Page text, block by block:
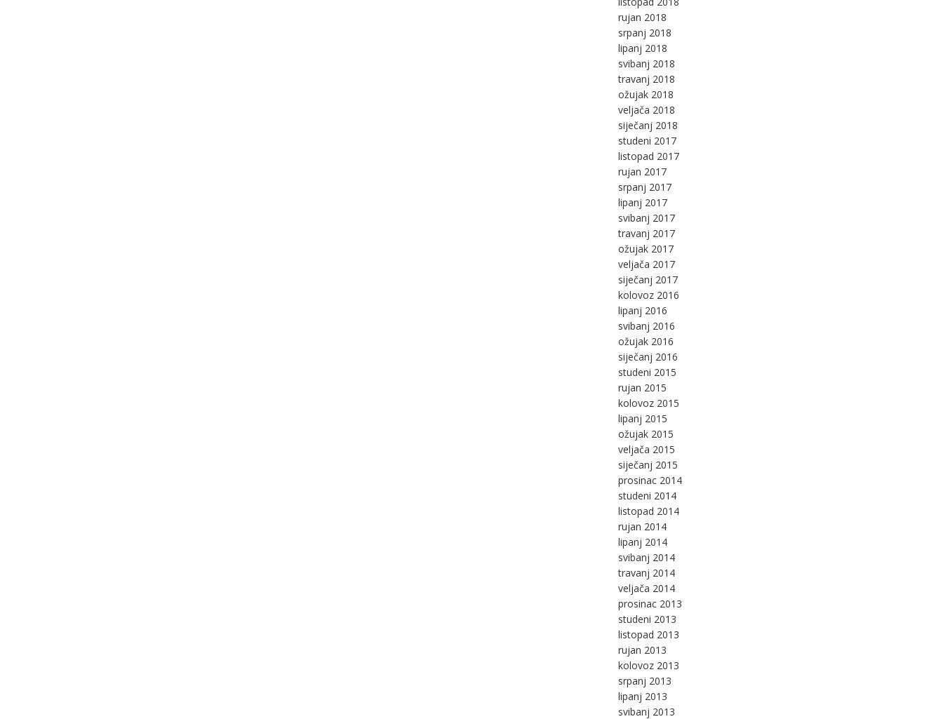
rujan 2018
srpanj 2018
lipanj 2018
svibanj 2018
travanj 2018
ožujak 2018
veljača 2018
siječanj 2018
studeni 2017
listopad 2017
rujan 2017
srpanj 2017
lipanj 2017
svibanj 2017
travanj 2017
ožujak 2017
veljača 2017
siječanj 2017
kolovoz 2016
lipanj 2016
svibanj 2016
ožujak 2016
siječanj 2016
studeni 2015
rujan 2015
kolovoz 2015
lipanj 2015
ožujak 2015
veljača 2015
siječanj 2015
prosinac 2014
studeni 2014
listopad 2014
rujan 2014
lipanj 2014
svibanj 2014
travanj 2014
veljača 2014
prosinac 2013
studeni 2013
listopad 2013
rujan 2013
kolovoz 2013
srpanj 2013
lipanj 2013
svibanj 2013